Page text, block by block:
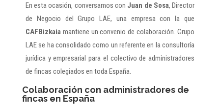
En esta ocasión, conversamos con Juan de Sosa, Director
de Negocio del Grupo LAE, una empresa con la que
CAFBizkaiamantiene un convenio de colaboración. Grupo
LAE se ha consolidado como un referente en la consultoría
jurídica y empresarial para el colectivo de administradores
de fincas colegiados en toda España.
Colaboración con administradores de
fincas en España